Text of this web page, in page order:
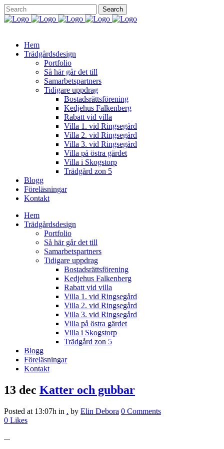
Hem
Trädgårdsdesign
Portfolio
Så här går det till
Samarbetspartners
Tidigare uppdrag
Bostadsrättsförening
Kedjehus Falkenberg
Rabatt vid villa
Villa 1. vid Ringsegård
Villa 2. vid Ringsegård
Villa 3. vid Ringsegård
Villa på östra gärdet
Villa i Skogstorp
Trädgård zon 5
Blogg
Föreläsningar
Kontakt
Hem
Trädgårdsdesign
Portfolio
Så här går det till
Samarbetspartners
Tidigare uppdrag
Bostadsrättsförening
Kedjehus Falkenberg
Rabatt vid villa
Villa 1. vid Ringsegård
Villa 2. vid Ringsegård
Villa 3. vid Ringsegård
Villa på östra gärdet
Villa i Skogstorp
Trädgård zon 5
Blogg
Föreläsningar
Kontakt
13 dec Katter och gubbar
Posted at 13:07h in . by Elin Debora 0 Comments
0 Likes
...